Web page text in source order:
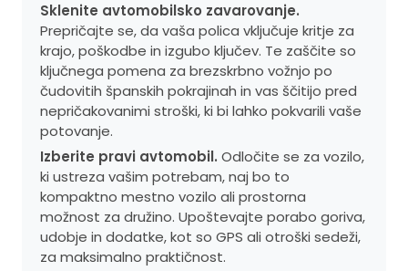
Sklenite avtomobilsko zavarovanje.
Prepričajte se, da vaša polica vključuje kritje za
krajo, poškodbe in izgubo ključev. Te zaščite so
ključnega pomena za brezskrbno vožnjo po
čudovitih španskih pokrajinah in vas ščitijo pred
nepričakovanimi stroški, ki bi lahko pokvarili vaše
potovanje.
Izberite pravi avtomobil. Odločite se za vozilo,
ki ustreza vašim potrebam, naj bo to
kompaktno mestno vozilo ali prostorna
možnost za družino. Upoštevajte porabo goriva,
udobje in dodatke, kot so GPS ali otroški sedeži,
za maksimalno praktičnost.